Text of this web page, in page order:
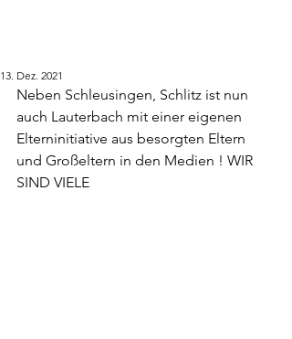
13. Dez. 2021
Neben Schleusingen, Schlitz ist nun
auch Lauterbach mit einer eigenen
Elterninitiative aus besorgten Eltern
und Großeltern in den Medien ! WIR
SIND VIELE